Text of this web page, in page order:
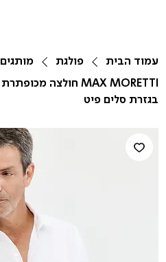
עמוד הבית פולגת
מותגים
בגזרת סלים פיט